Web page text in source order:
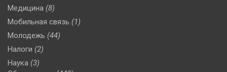
Медицина (8)
Мобильная связь (1)
Молодежь (44)
Налоги (2)
Наука (3)